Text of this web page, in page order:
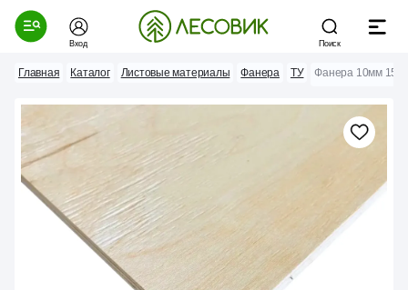
Вход Поиск
Главная Каталог Листовые материалы Фанера ТУ Фанера 10мм